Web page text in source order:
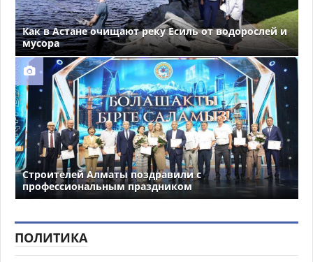
Как в Астане очищают реку Есиль от водорослей и
мусора
Строителей Алматы поздравили с
профессиональным праздником
ПОЛИТИКА